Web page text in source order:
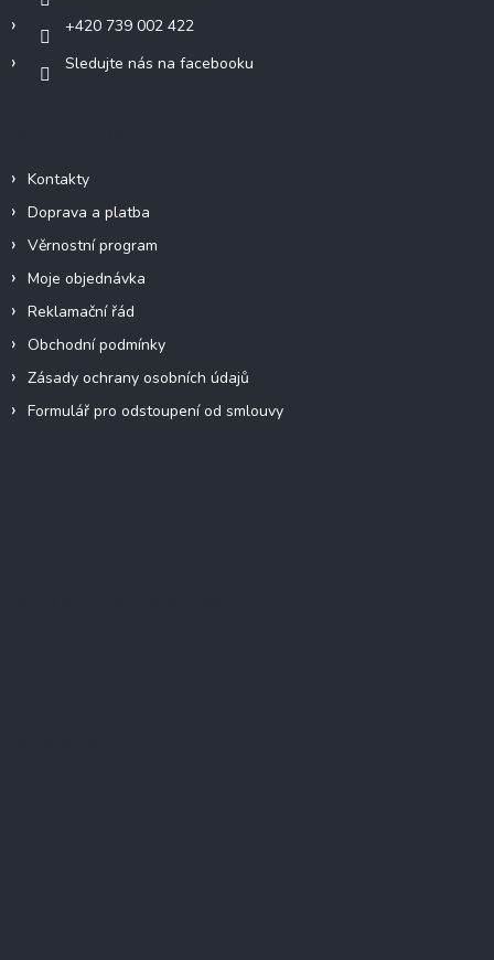
+420 739 002 422
Sledujte nás na facebooku
Kontakty
Doprava a platba
Věrnostní program
Moje objednávka
Reklamační řád
Obchodní podmínky
Zásady ochrany osobních údajů
Formulář pro odstoupení od smlouvy